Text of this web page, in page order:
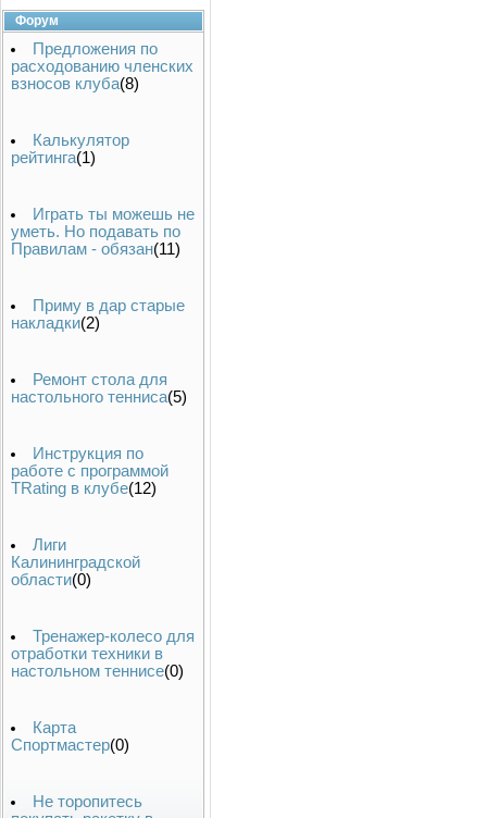
Форум
Предложения по
расходованию членских
взносов клуба(8)
Калькулятор
рейтинга(1)
Играть ты можешь не
уметь. Но подавать по
Правилам - обязан(11)
Приму в дар старые
накладки(2)
Ремонт стола для
настольного тенниса(5)
Инструкция по
работе с программой
TRating в клубе(12)
Лиги
Калининградской
области(0)
Тренажер-колесо для
отработки техники в
настольном теннисе(0)
Карта
Спортмастер(0)
Не торопитесь